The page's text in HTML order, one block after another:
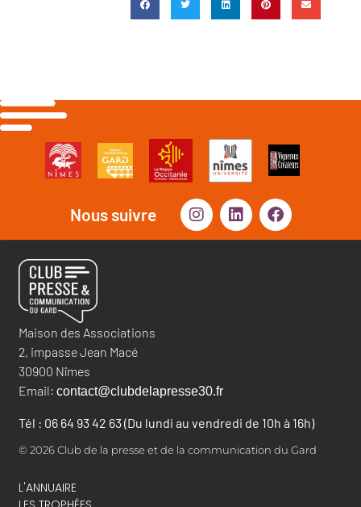
Nous suivre
Maison des Associations
2, impasse Jean Macé
30900 Nîmes
Email: contact@clubdelapresse30.fr
Tél : 06 64 93 42 63 (Du lundi au vendredi de 10h à 16h)
© 2026 Club de la presse et de la communication du Gard
L'ANNUAIRE